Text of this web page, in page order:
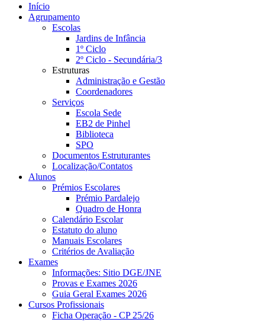
Início
Agrupamento
Escolas
Jardins de Infância
1º Ciclo
2º Ciclo - Secundária/3
Estruturas
Administração e Gestão
Coordenadores
Serviços
Escola Sede
EB2 de Pinhel
Biblioteca
SPO
Documentos Estruturantes
Localização/Contatos
Alunos
Prémios Escolares
Prémio Pardalejo
Quadro de Honra
Calendário Escolar
Estatuto do aluno
Manuais Escolares
Critérios de Avaliação
Exames
Informações: Sitio DGE/JNE
Provas e Exames 2026
Guia Geral Exames 2026
Cursos Profissionais
Ficha Operação - CP 25/26